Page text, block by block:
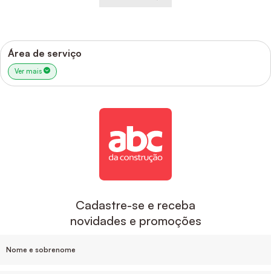
Área de serviço
Ver mais
Cadastre-se e receba
novidades e promoções